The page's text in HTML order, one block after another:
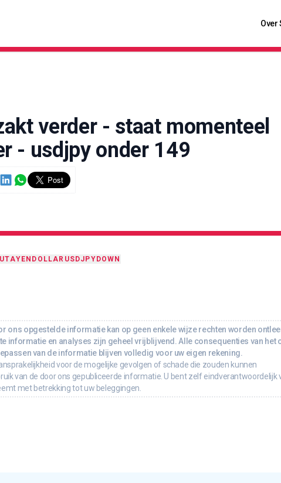
Over
verder - staat momenteel
- usdjpy onder 149
YEN DOLLAR USDJPY DOWN
ons opgestelde informatie kan op geen enkele wijze rechten worden
informatie en analyses zijn geheel vrijblijvend. Alle consequenties van het
van de informatie blijven volledig voor uw eigen rekening.
voor de mogelijke gevolgen of schade die zouden kunnen
van de door ons gepubliceerde informatie. U bent zelf eindverantwoordelijk
met betrekking tot uw beleggingen.